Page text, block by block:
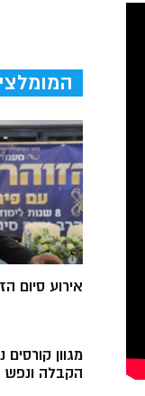
אירוע סיום
מגוון
הקבלה